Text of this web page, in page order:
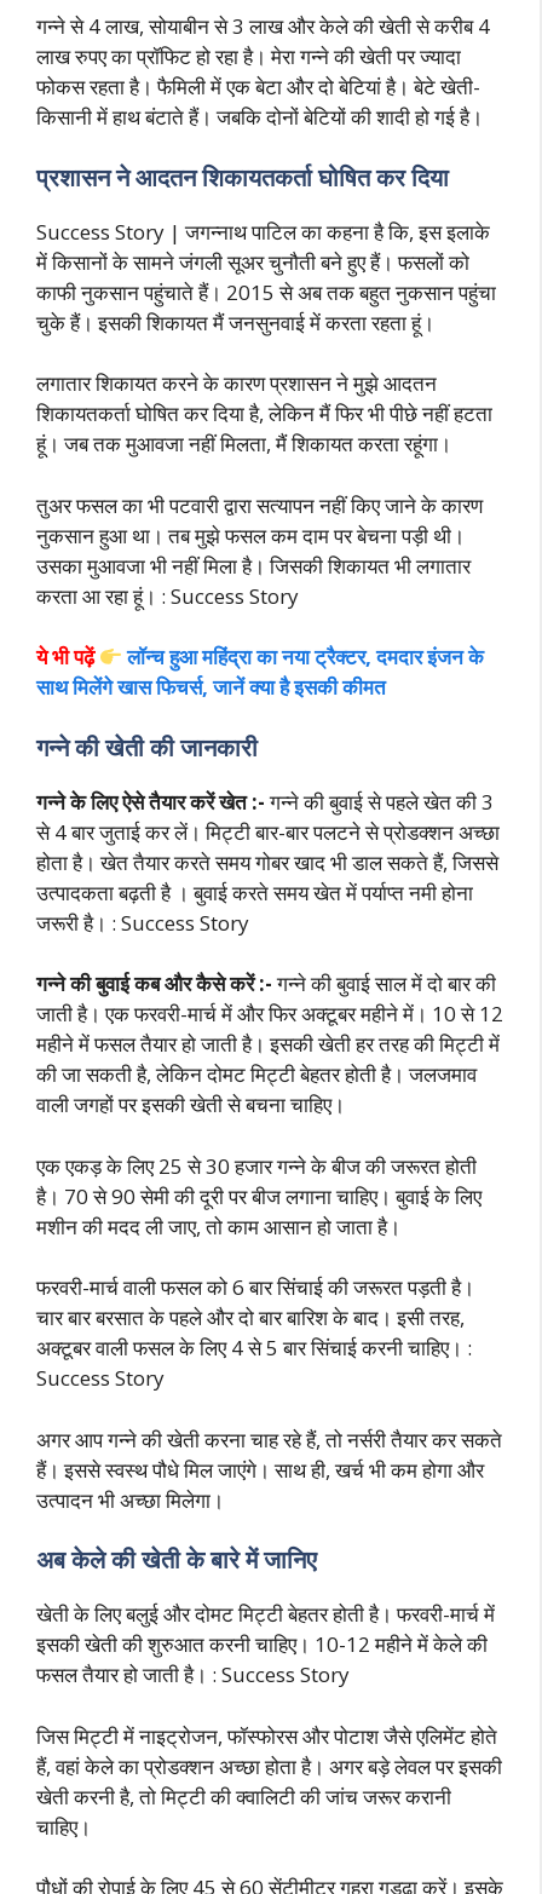
गन्ने से 4 लाख, सोयाबीन से 3 लाख और केले की खेती से करीब 4
लाख रुपए का प्रॉफिट हो रहा है। मेरा गन्ने की खेती पर ज्यादा
फोकस रहता है। फैमिली में एक बेटा और दो बेटियां है। बेटे खेती-
किसानी में हाथ बंटाते हैं। जबकि दोनों बेटियों की शादी हो गई है।
प्रशासन ने आदतन शिकायतकर्ता घोषित कर दिया
Success Story | जगन्नाथ पाटिल का कहना है कि, इस इलाके
में किसानों के सामने जंगली सूअर चुनौती बने हुए हैं। फसलों को
काफी नुकसान पहुंचाते हैं। 2015 से अब तक बहुत नुकसान पहुंचा
चुके हैं। इसकी शिकायत मैं जनसुनवाई में करता रहता हूं।
लगातार शिकायत करने के कारण प्रशासन ने मुझे आदतन
शिकायतकर्ता घोषित कर दिया है, लेकिन मैं फिर भी पीछे नहीं हटता
हूं। जब तक मुआवजा नहीं मिलता, मैं शिकायत करता रहूंगा।
तुअर फसल का भी पटवारी द्वारा सत्यापन नहीं किए जाने के कारण
नुकसान हुआ था। तब मुझे फसल कम दाम पर बेचना पड़ी थी।
उसका मुआवजा भी नहीं मिला है। जिसकी शिकायत भी लगातार
करता आ रहा हूं। : Success Story
ये भी पढ़ें
लॉन्च हुआ महिंद्रा का नया ट्रैक्टर, दमदार इंजन के
साथ मिलेंगे खास फिचर्स, जानें क्या है इसकी कीमत
गन्ने की खेती की जानकारी
गन्ने के लिए ऐसे तैयार करें खेत :-गन्ने की बुवाई से पहले खेत की 3
से 4 बार जुताई कर लें। मिट्टी बार-बार पलटने से प्रोडक्शन अच्छा
होता है। खेत तैयार करते समय गोबर खाद भी डाल सकते हैं, जिससे
उत्पादकता बढ़ती है । बुवाई करते समय खेत में पर्याप्त नमी होना
जरूरी है। : Success Story
गन्ने की बुवाई कब और कैसे करें :-गन्ने की बुवाई साल में दो बार की
जाती है। एक फरवरी-मार्च में और फिर अक्टूबर महीने में। 10 से 12
महीने में फसल तैयार हो जाती है। इसकी खेती हर तरह की मिट्टी में
की जा सकती है, लेकिन दोमट मिट्टी बेहतर होती है। जलजमाव
वाली जगहों पर इसकी खेती से बचना चाहिए।
एक एकड़ के लिए 25 से 30 हजार गन्ने के बीज की जरूरत होती
है। 70 से 90 सेमी की दूरी पर बीज लगाना चाहिए। बुवाई के लिए
मशीन की मदद ली जाए, तो काम आसान हो जाता है।
फरवरी-मार्च वाली फसल को 6 बार सिंचाई की जरूरत पड़ती है।
चार बार बरसात के पहले और दो बार बारिश के बाद। इसी तरह,
अक्टूबर वाली फसल के लिए 4 से 5 बार सिंचाई करनी चाहिए। :
Success Story
अगर आप गन्ने की खेती करना चाह रहे हैं, तो नर्सरी तैयार कर सकते
हैं। इससे स्वस्थ पौधे मिल जाएंगे। साथ ही, खर्च भी कम होगा और
उत्पादन भी अच्छा मिलेगा।
अब केले की खेती के बारे में जानिए
खेती के लिए बलुई और दोमट मिट्टी बेहतर होती है। फरवरी-मार्च में
इसकी खेती की शुरुआत करनी चाहिए। 10-12 महीने में केले की
फसल तैयार हो जाती है। : Success Story
जिस मिट्टी में नाइट्रोजन, फॉस्फोरस और पोटाश जैसे एलिमेंट होते
हैं, वहां केले का प्रोडक्शन अच्छा होता है। अगर बड़े लेवल पर इसकी
खेती करनी है, तो मिट्टी की क्वालिटी की जांच जरूर करानी
चाहिए।
पौधों की रोपाई के लिए 45 से 60 सेंटीमीटर गहरा गड्ढा करें। इसके